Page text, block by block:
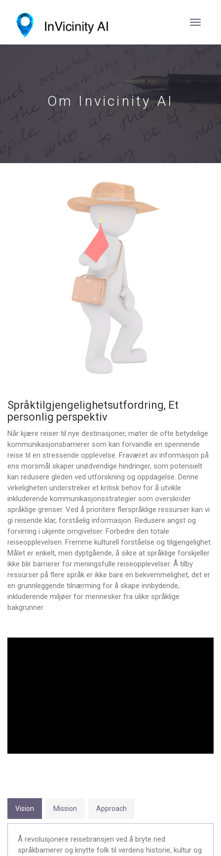
Om Invicinity AI
Språktilgjengelighetsutfordring, Et
personlig perspektiv
Når kjære reiser til nye destinasjoner, møter de ofte betydelige
kommunikasjonsbarrierer som kan forvandle en spennende
reise til en stressende opplevelse. Fraværet av informasjon på
ens morsmål skaper unødvendige hindringer, som potensielt
kan redusere gleden ved utforskning og oppdagelse. Denne
virkeligheten understreker et kritisk behov for å utvikle
inkluderende kommunikasjonsstrategier som overskrider
språklige grenser. Ved å prioritere flerspråklige ressurser kan vi
gi reisende klar, forståelig informasjon. Redusere angst og
forvirring i ukjente omgivelser. Forbedre den totale
reiseopplevelsen. Fremme kulturell forståelse og tilgjengelighet.
Målet er enkelt, men dyptgående, å sikre at språklige forskjeller
ikke blir barrierer for meningsfulle reiseopplevelser. Å tilby
ressurser på flere språk er ikke bare en bekvemmelighet, det er
en grunnleggende tilnærming for å skape innbydende,
inkluderende miljøer for mennesker fra ulike språklige
bakgrunner.
Vision Mission Approach
Å revolusjonere reisebransjen ved å bryte ned
språkbarrierer og knytte folk til verdens historie, kultur og